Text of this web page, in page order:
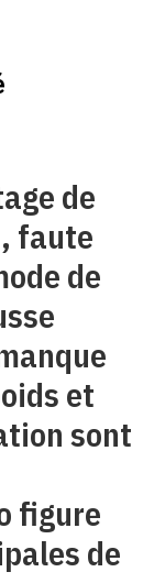
de
faute
de
et
sont
figure
de